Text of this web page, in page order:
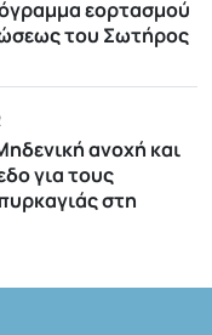
εορτασμού
του Σωτήρος
ανοχή και
για τους
στη